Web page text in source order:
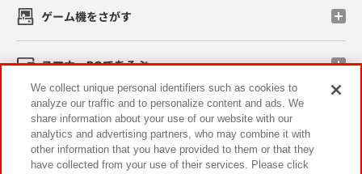
ゲーム機をさがす
スマホ・PCであそぶ
イベント・キャンペーン
We collect unique personal identifiers such as cookies to
analyze our traffic and to personalize content and ads. We
share information about your use of our website with our
analytics and advertising partners, who may combine it with
other information that you have provided to them or that they
have collected from your use of their services. Please click